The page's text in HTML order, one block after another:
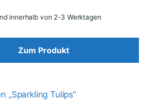
innerhalb von 2-3 Werktagen
Zum Produkt